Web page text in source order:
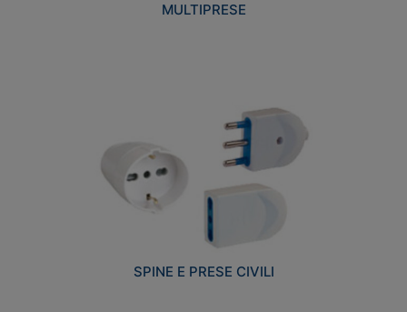
MULTIPRESE
SPINE E PRESE CIVILI